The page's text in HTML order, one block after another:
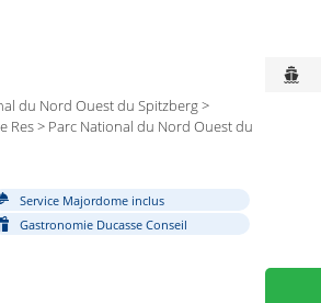
du Nord Ouest du Spitzberg >
Res > Parc National du Nord Ouest du
Service Majordome inclus
Gastronomie Ducasse Conseil